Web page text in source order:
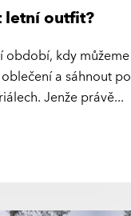
letní outfit?
období, kdy můžeme
a sáhnout po
Jenže právě